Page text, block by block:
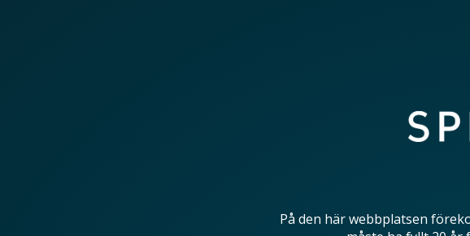
På den här webbplatsen